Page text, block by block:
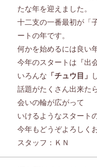
たな年を迎えました。
十二支の一番最初が「
ートの年です。
何かを始めるには良い
今年のスタートは『出
いろんな 「チュウ目」
話題がたくさん出来た
会いの輪が広がって
いけるようなスタート
今年もどうぞよろしく
スタッフ：ＫＮ